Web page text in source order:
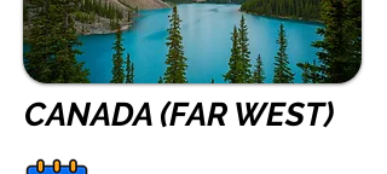
CANADA (FAR WEST)